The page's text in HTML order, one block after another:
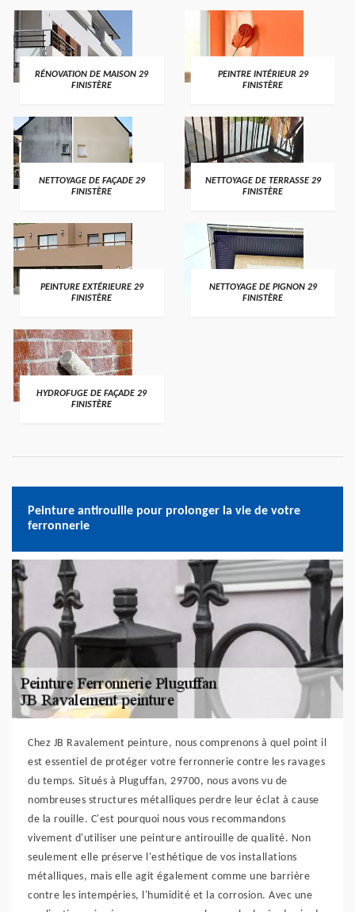
RÉNOVATION DE MAISON 29
FINISTÈRE
PEINTRE INTÉRIEUR 29
FINISTÈRE
NETTOYAGE DE FAÇADE 29
FINISTÈRE
NETTOYAGE DE TERRASSE 29
FINISTÈRE
PEINTURE EXTÉRIEURE 29
FINISTÈRE
NETTOYAGE DE PIGNON 29
FINISTÈRE
HYDROFUGE DE FAÇADE 29
FINISTÈRE
Peinture antirouille pour prolonger la vie de votre
ferronnerie
Chez JB Ravalement peinture, nous comprenons à quel point il
est essentiel de protéger votre ferronnerie contre les ravages
du temps. Situés à Pluguffan, 29700, nous avons vu de
nombreuses structures métalliques perdre leur éclat à cause
de la rouille. C'est pourquoi nous vous recommandons
vivement d'utiliser une peinture antirouille de qualité. Non
seulement elle préserve l'esthétique de vos installations
métalliques, mais elle agit également comme une barrière
contre les intempéries, l'humidité et la corrosion. Avec une